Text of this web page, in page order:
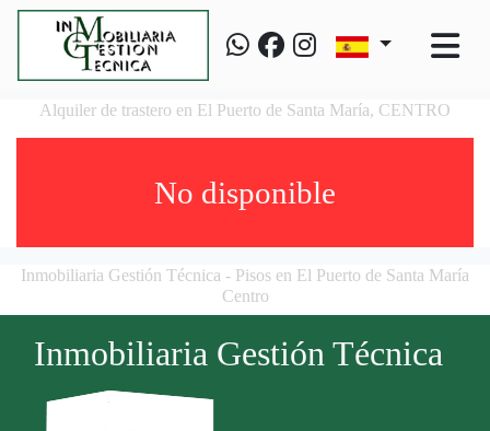
Alquiler de trastero en El Puerto de Santa María, CENTRO
No disponible
Inmobiliaria Gestión Técnica - Pisos en El Puerto de Santa María
Centro
Inmobiliaria Gestión Técnica